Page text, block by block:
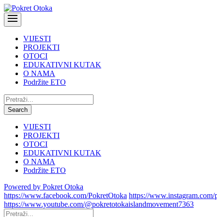
VIJESTI
PROJEKTI
OTOCI
EDUKATIVNI KUTAK
O NAMA
Podržite ETO
Pretraži:
Search
VIJESTI
PROJEKTI
OTOCI
EDUKATIVNI KUTAK
O NAMA
Podržite ETO
Powered by Pokret Otoka
https://www.facebook.com/PokretOtoka https://www.instagram.com/
https://www.youtube.com/@pokretotokaislandmovement7363
Pretraži: